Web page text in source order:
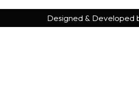
Designed & Developed